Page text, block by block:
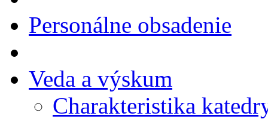
Personálne obsadenie
Veda a výskum
Charakteristika